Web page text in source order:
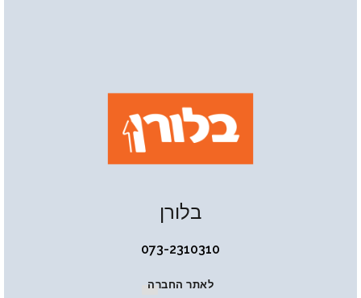
בלורן
073-2310310
לאתר החברה